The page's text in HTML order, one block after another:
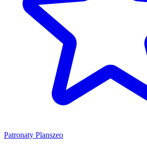
Patronaty Planszeo